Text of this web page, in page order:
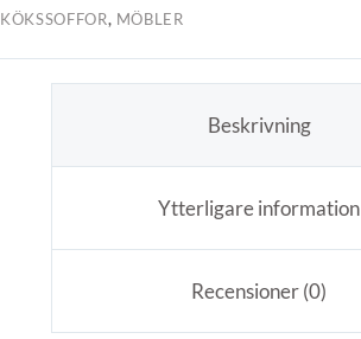
KÖKSSOFFOR, MÖBLER
Beskrivning
Ytterligare information
Recensioner (0)